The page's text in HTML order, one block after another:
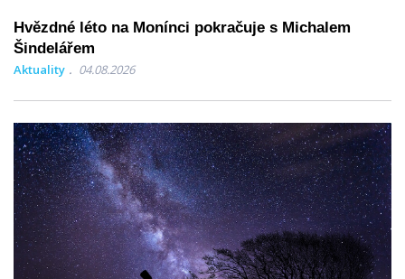
Hvězdné léto na Monínci pokračuje s Michalem
Šindelářem
Aktuality 04.08.2026